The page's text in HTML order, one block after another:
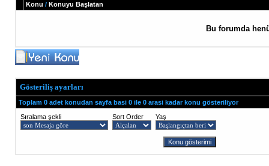
Konu / Konuyu Başlatan
Bu forumda
Gösteriliş ayarları
Toplam 0 adet konudan sayfa basi 0 ile 0 arasi kadar konu gösteriliyor
Sıralama şekli
Sort Order Yaş